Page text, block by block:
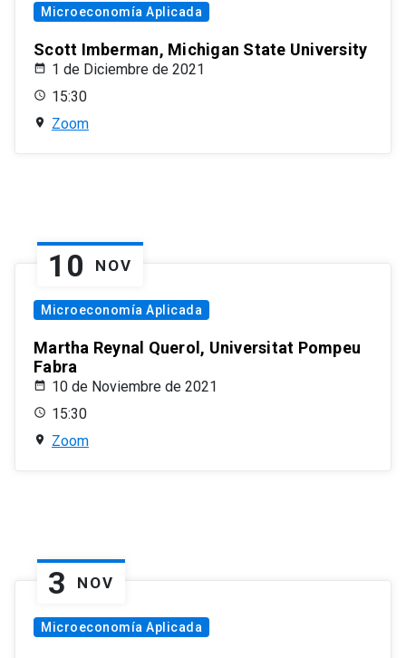
Microeconomía Aplicada
Scott Imberman, Michigan State University
1 de Diciembre de 2021
15:30
Zoom
10 NOV
Microeconomía Aplicada
Martha Reynal Querol, Universitat Pompeu
Fabra
10 de Noviembre de 2021
15:30
Zoom
3 NOV
Microeconomía Aplicada